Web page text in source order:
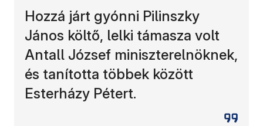
Hozzá járt gyónni Pilinszky
János költő, lelki támasza volt
Antall József miniszterelnöknek,
és tanította többek között
Esterházy Pétert.